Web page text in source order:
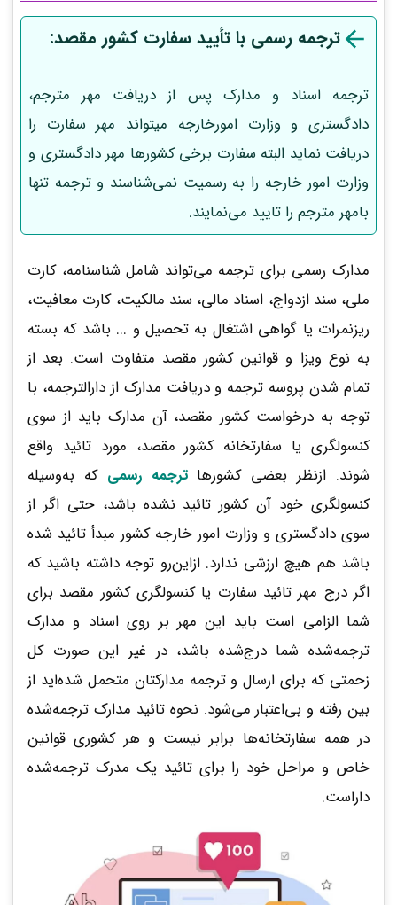
ترجمه رسمی با تأیید سفارت کشور مقصد:
ترجمه اسناد و مدارک پس از دریافت مهر مترجم،
دادگستری و وزارت امورخارجه میتواند مهر سفارت را
دریافت نماید البته سفارت برخی کشورها مهر دادگستری و
وزارت امور خارجه را به رسمیت نمی‌شناسند و ترجمه تنها
بامهر مترجم را تایید می‌نمایند.
مدارک رسمی برای ترجمه می‌تواند شامل شناسنامه، کارت
ملی، سند ازدواج، اسناد مالی، سند مالکیت، کارت معافیت،
ریزنمرات یا گواهی اشتغال به تحصیل و ... باشد که بسته
به نوع ویزا و قوانین کشور مقصد متفاوت است. بعد از
تمام شدن پروسه ترجمه و دریافت مدارک از دارالترجمه، با
توجه به درخواست کشور مقصد، آن مدارک باید از سوی
کنسولگری یا سفارتخانه کشور مقصد، مورد تائید واقع
شوند. ازنظر بعضی کشورهاترجمه رسمی که به‌وسیله
کنسولگری خود آن کشور تائید نشده باشد، حتی اگر از
سوی دادگستری و وزارت امور خارجه کشور مبدأ تائید شده
باشد هم هیچ ارزشی ندارد. ازاین‌رو توجه داشته باشید که
اگر درج مهر تائید سفارت یا کنسولگری کشور مقصد برای
شما الزامی است باید این مهر بر روی اسناد و مدارک
ترجمه‌شده شما درج‌شده باشد، در غیر این صورت کل
زحمتی که برای ارسال و ترجمه مدارکتان متحمل شده‌اید از
بین رفته و بی‌اعتبار می‌شود. نحوه تائید مدارک ترجمه‌شده
در همه سفارتخانه‌ها برابر نیست و هر کشوری قوانین
خاص و مراحل خود را برای تائید یک مدرک ترجمه‌شده
داراست.